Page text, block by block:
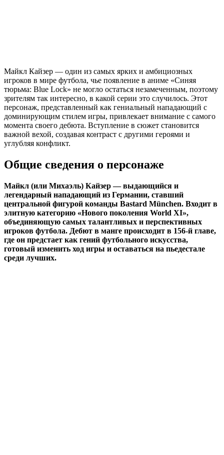
Майкл Кайзер — один из самых ярких и амбициозных
игроков в мире футбола, чье появление в аниме «Синяя
тюрьма: Blue Lock» не могло остаться незамеченным, поэтому
зрителям так интересно, в какой серии это случилось. Этот
персонаж, представленный как гениальный нападающий с
доминирующим стилем игры, привлекает внимание с самого
момента своего дебюта. Вступление в сюжет становится
важной вехой, создавая контраст с другими героями и
углубляя конфликт.
Общие сведения о персонаже
Майкл (или Михаэль) Кайзер — выдающийся и
легендарный нападающий из Германии, ставший
центральной фигурой команды Bastard München. Входит в
элитную категорию «Нового поколения World XI»,
объединяющую самых талантливых и перспективных
игроков футбола. Дебют в манге происходит в 156-й главе,
где он предстает как гений футбольного искусства,
готовый изменить ход игры и оставаться на пьедестале
среди лучших.